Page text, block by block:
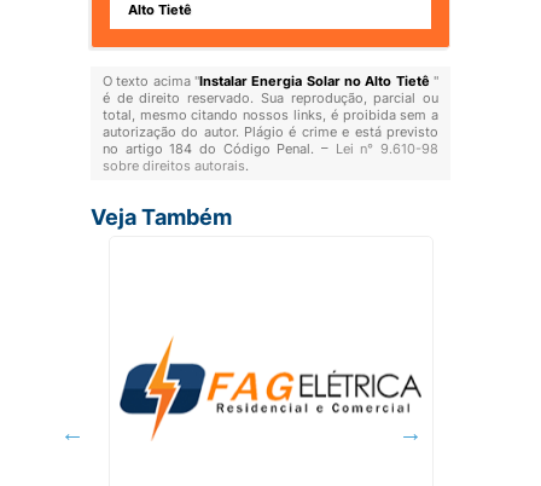
Alto Tietê
O texto acima "Instalar Energia Solar no Alto Tietê"
é de direito reservado. Sua reprodução, parcial ou
total, mesmo citando nossos links, é proibida sem a
autorização do autor. Plágio é crime e está previsto
no artigo 184 do Código Penal. – Lei n° 9.610-98
sobre direitos autorais.
Veja Também